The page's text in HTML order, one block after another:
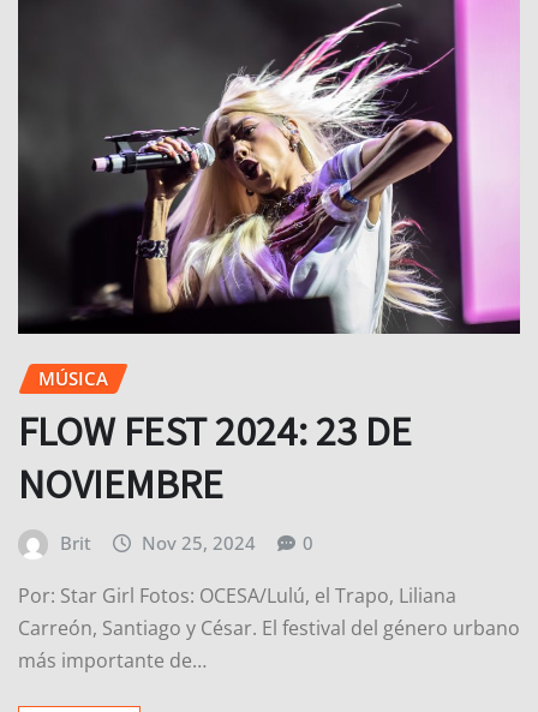
MÚSICA
FLOW FEST 2024: 23 DE
NOVIEMBRE
Brit Nov 25, 2024 0
Por: Star Girl Fotos: OCESA/Lulú, el Trapo, Liliana
Carreón, Santiago y César. El festival del género urbano
más importante de…